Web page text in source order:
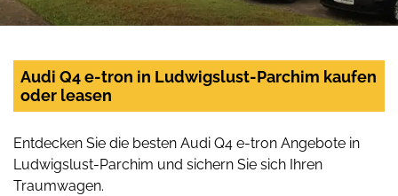
Audi Q4 e-tron in Ludwigslust-Parchim kaufen
oder leasen
Entdecken Sie die besten Audi Q4 e-tron Angebote in
Ludwigslust-Parchim und sichern Sie sich Ihren
Traumwagen.